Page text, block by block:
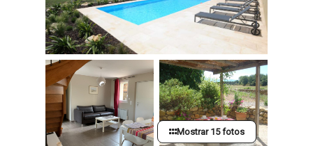
Mostrar 15 fotos